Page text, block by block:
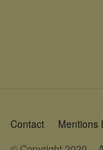
Contact
Mentions